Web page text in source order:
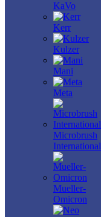
KaVo
Kerr
Kulzer
Mani
Meta
Microbrush
International
Mueller-
Omicron